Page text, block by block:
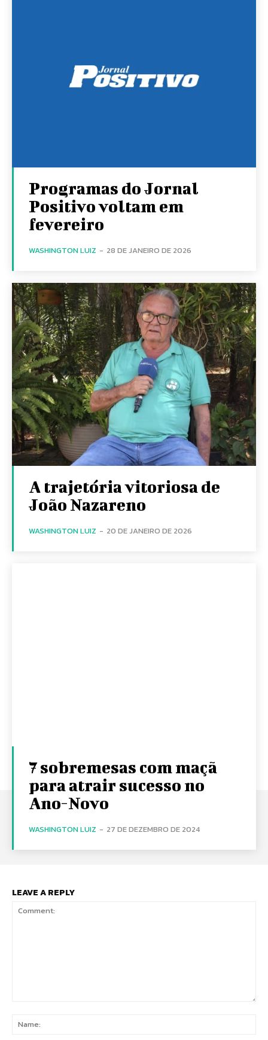
Programas do Jornal
Positivo voltam em
fevereiro
WASHINGTON LUIZ - 28 DE JANEIRO DE 2026
A trajetória vitoriosa de
João Nazareno
WASHINGTON LUIZ - 20 DE JANEIRO DE 2026
7 sobremesas com maçã
para atrair sucesso no
Ano-Novo
WASHINGTON LUIZ - 27 DE DEZEMBRO DE 2024
LEAVE A REPLY